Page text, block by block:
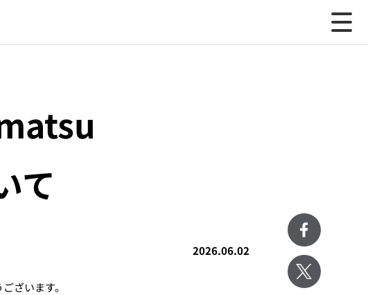
て
2026.06.02
ざいます。